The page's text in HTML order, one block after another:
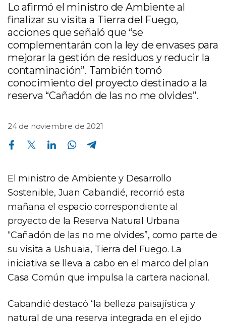
Lo afirmó el ministro de Ambiente al
finalizar su visita a Tierra del Fuego,
acciones que señaló que “se
complementarán con la ley de envases para
mejorar la gestión de residuos y reducir la
contaminación”. También tomó
conocimiento del proyecto destinado a la
reserva “Cañadón de las no me olvides”.
24 de noviembre de 2021
Compartir en Facebook Compartir en Twitter Compartir en Linkedin Compartir en Whatsapp
El ministro de Ambiente y Desarrollo
Sostenible, Juan Cabandié, recorrió esta
mañana el espacio correspondiente al
proyecto de la Reserva Natural Urbana
“Cañadón de las no me olvides”, como parte de
su visita a Ushuaia, Tierra del Fuego. La
iniciativa se lleva a cabo en el marco del plan
Casa Común que impulsa la cartera nacional.
Cabandié destacó “la belleza paisajística y
natural de una reserva integrada en el ejido